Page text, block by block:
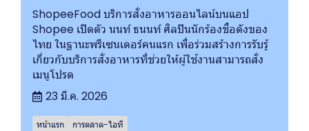
ShopeeFood บริการสั่งอาหารออนไลน์บนแอป
Shopee เปิดตัว นนท์ ธนนท์ ศิลปินนักร้องชื่อดังของ
ไทย ในฐานะพรีเซนเตอร์คนแรก เพื่อร่วมสร้างการรับรู้
เกี่ยวกับบริการสั่งอาหารที่ช่วยให้ผู้ใช้งานสามารถสั่ง
เมนูโปรด
23 มี.ค. 2026
หน้าแรก การตลาด-ไอที